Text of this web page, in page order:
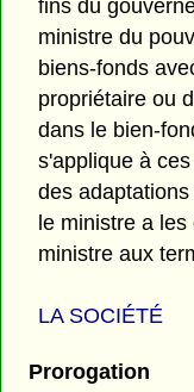
fins du
ministre du
biens-fonds
propriétaire ou
dans le bien-
s'applique à
des
le ministre a
ministre aux
LA SOCIÉTÉ
Prorogation